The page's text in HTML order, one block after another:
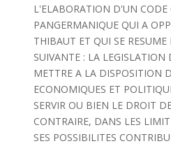
L'ELABORATION D'UN CODE
PANGERMANIQUE QUI A
THIBAUT ET QUI SE
SUIVANTE : LA LEGISLATION
METTRE A LA DISPOSITION
ECONOMIQUES ET
SERVIR OU BIEN LE DROIT
CONTRAIRE, DANS LES
SES POSSIBILITES